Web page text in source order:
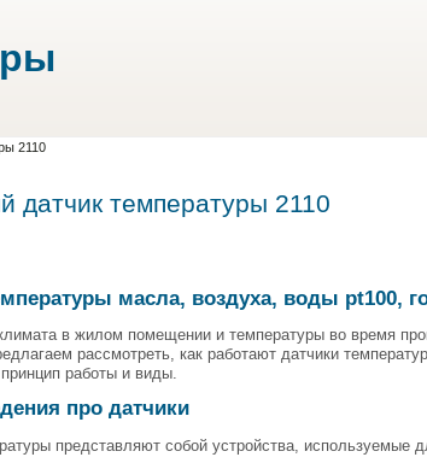
2110
датчик температуры 2110
масла, воздуха, воды pt100,
в жилом помещении и температуры во время
рассмотреть, как работают датчики
работы и виды.
про датчики
представляют собой устройства,